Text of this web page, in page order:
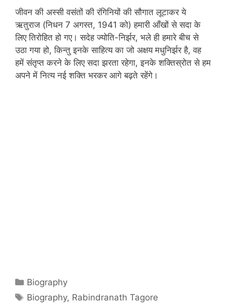
जीवन की अस्सी वसंतों की रंगिनियों की सौगात लूटाकर ये
ऋतुराज (निधन 7 अगस्त, 1941 को) हमारी आँखों से सदा के
लिए तिरोहित हो गए। सदेह ज्योति-निर्झर, भले ही हमारे बीच से
उठा गया हो, किन्तु इनके साहित्य का जो अक्षय मधुनिर्झर है, वह
हमें संतृप्त करने के लिए सदा झरता रहेगा, इनके शक्तिस्रोत से हम
अपने में नित्य नई शक्ति भरकर आगे बढ़ते रहेंगे।
Categories
Biography
Tags
Biography, Rabindranath Tagore